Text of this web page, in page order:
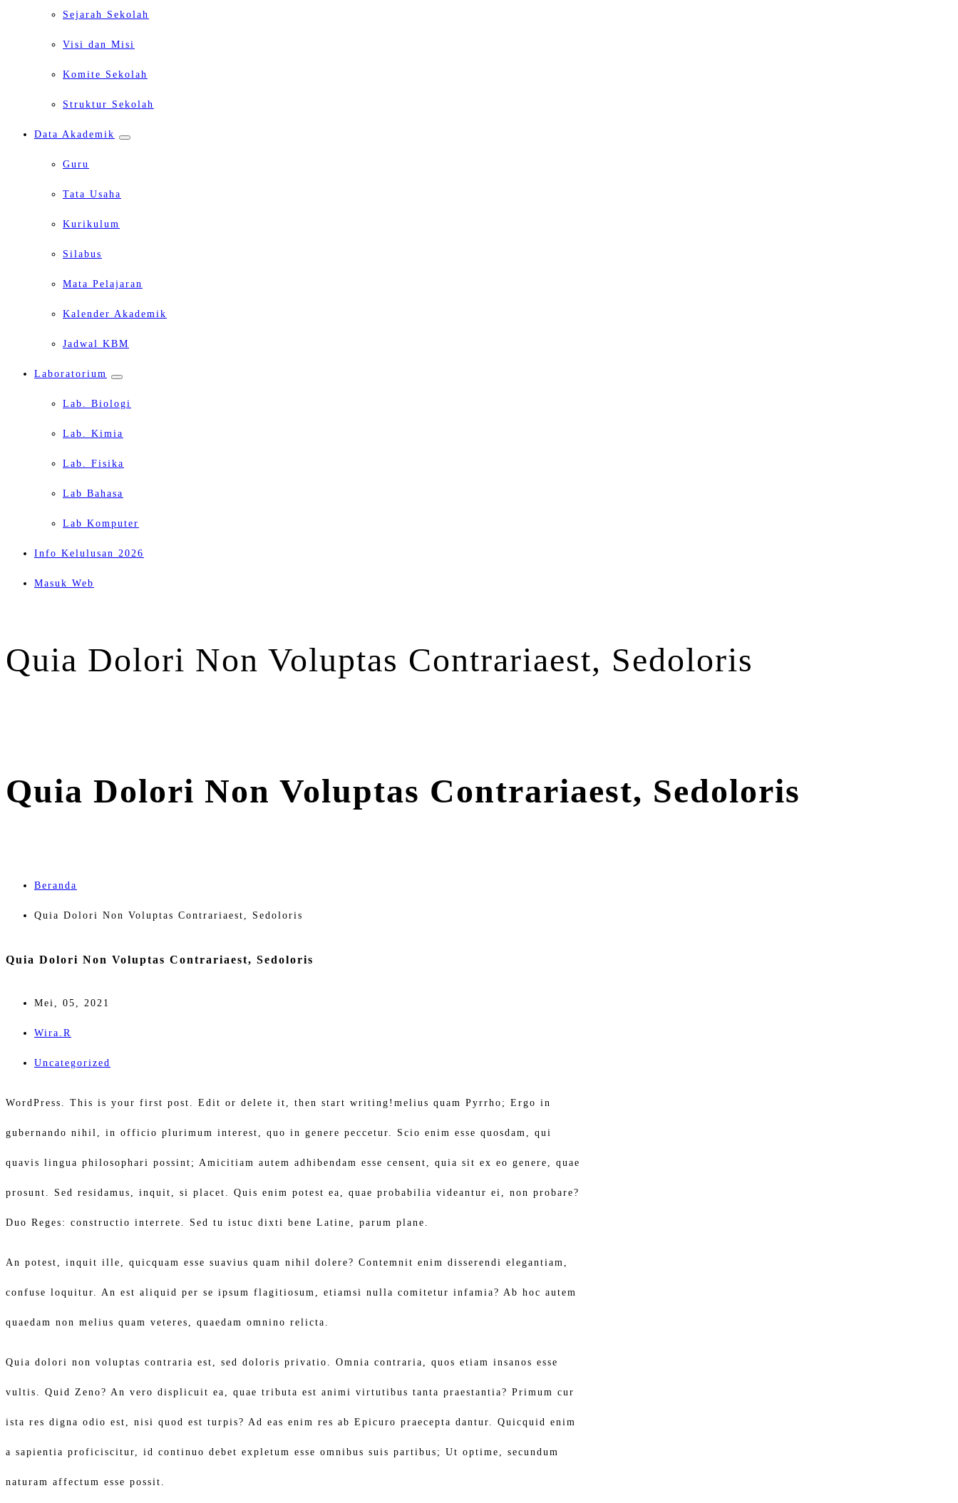
Sejarah Sekolah
Visi dan Misi
Komite Sekolah
Struktur Sekolah
Data Akademik
Guru
Tata Usaha
Kurikulum
Silabus
Mata Pelajaran
Kalender Akademik
Jadwal KBM
Laboratorium
Lab. Biologi
Lab. Kimia
Lab. Fisika
Lab Bahasa
Lab Komputer
Info Kelulusan 2026
Masuk Web
Quia Dolori Non Voluptas Contrariaest, Sedoloris
Quia Dolori Non Voluptas Contrariaest, Sedoloris
Beranda
Quia Dolori Non Voluptas Contrariaest, Sedoloris
Quia Dolori Non Voluptas Contrariaest, Sedoloris
Mei, 05, 2021
Wira.R
Uncategorized
WordPress. This is your first post. Edit or delete it, then start writing!melius quam Pyrrho; Ergo in
gubernando nihil, in officio plurimum interest, quo in genere peccetur. Scio enim esse quosdam, qui
quavis lingua philosophari possint; Amicitiam autem adhibendam esse censent, quia sit ex eo genere, quae
prosunt. Sed residamus, inquit, si placet. Quis enim potest ea, quae probabilia videantur ei, non probare?
Duo Reges: constructio interrete. Sed tu istuc dixti bene Latine, parum plane.
An potest, inquit ille, quicquam esse suavius quam nihil dolere? Contemnit enim disserendi elegantiam,
confuse loquitur. An est aliquid per se ipsum flagitiosum, etiamsi nulla comitetur infamia? Ab hoc autem
quaedam non melius quam veteres, quaedam omnino relicta.
Quia dolori non voluptas contraria est, sed doloris privatio. Omnia contraria, quos etiam insanos esse
vultis. Quid Zeno? An vero displicuit ea, quae tributa est animi virtutibus tanta praestantia? Primum cur
ista res digna odio est, nisi quod est turpis? Ad eas enim res ab Epicuro praecepta dantur. Quicquid enim
a sapientia proficiscitur, id continuo debet expletum esse omnibus suis partibus; Ut optime, secundum
naturam affectum esse possit.